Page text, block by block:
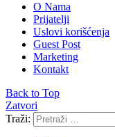
O Nama
Prijatelji
Uslovi korišćenja
Guest Post
Marketing
Kontakt
Back to Top
Zatvori
Traži: